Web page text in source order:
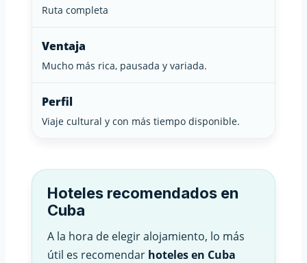
Ruta completa
Ventaja
Mucho más rica, pausada y variada.
Perfil
Viaje cultural y con más tiempo disponible.
Hoteles recomendados en
Cuba
A la hora de elegir alojamiento, lo más
útil es recomendar hoteles en Cuba